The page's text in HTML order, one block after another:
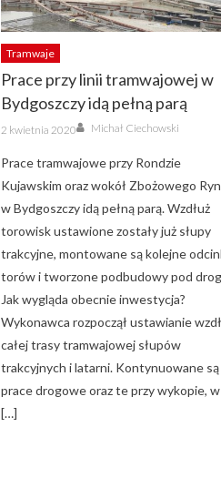
Tramwaje
Prace przy linii tramwajowej w
Bydgoszczy idą pełną parą
Posted
on
2 kwietnia 2020 Author
Michał Ciechowski
Prace tramwajowe przy Rondzie
Kujawskim oraz wokół Zbożowego
w Bydgoszczy idą pełną parą. Wzdłuż
torowisk ustawione zostały już słupy
trakcyjne, montowane są kolejne
torów i tworzone podbudowy pod
Jak wygląda obecnie inwestycja?
Wykonawca rozpoczął ustawianie
całej trasy tramwajowej słupów
trakcyjnych i latarni. Kontynuowane są
prace drogowe oraz te przy wykopie, w
[…]